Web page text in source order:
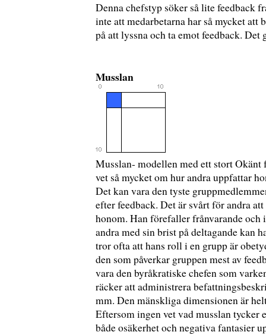
Denna chefstyp söker så lite feedback
inte att medarbetarna har så mycket
på att lyssna och ta emot feedback.
Musslan
Musslan- modellen med ett stort
vet så mycket om hur andra uppfattar
Det kan vara den tyste
efter feedback. Det är svårt för andra
honom. Han förefaller frånvarande
andra med sin brist på deltagande kan
tror ofta att hans roll i en grupp är
den som påverkar gruppen mest av
vara den byråkratiske chefen som
räcker att administrera
mm. Den mänskliga dimensionen är
Eftersom ingen vet vad musslan tycker
både osäkerhet och negativa fantasier